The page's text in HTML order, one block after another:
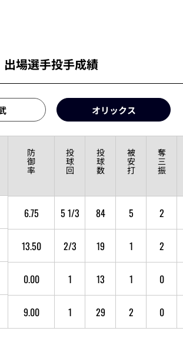
出場選手投手成績
オリックス
防
御
率
投
球
回
投
球
数
被
安
打
奪
三
振
6.75 5 1/3 84 5 2
13.50 2/3 19 1 2
0.00 1 13 1 0
9.00 1 29 2 0